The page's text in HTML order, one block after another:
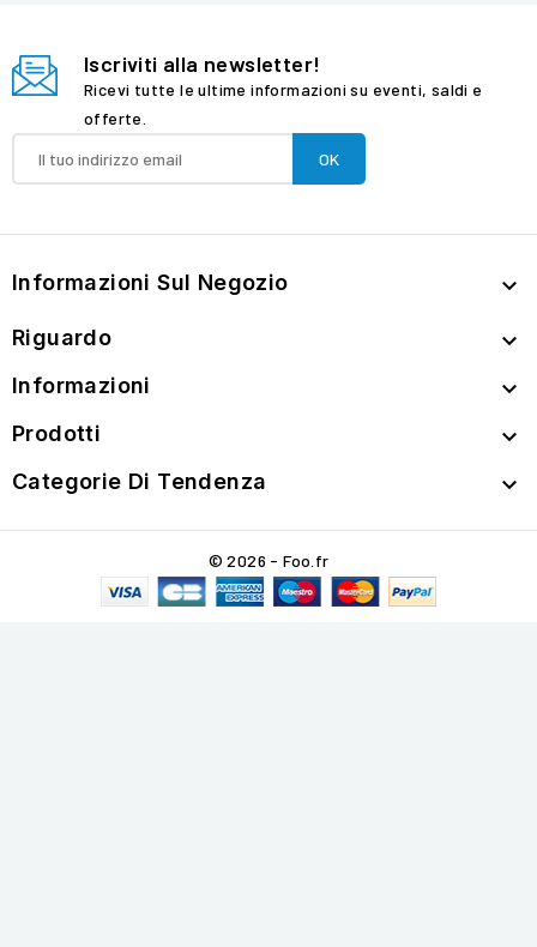
Iscriviti alla newsletter!
Ricevi tutte le ultime informazioni su eventi, saldi e
offerte.
Informazioni Sul Negozio 
Riguardo 
Informazioni 
Prodotti 
Categorie Di Tendenza 
© 2026 - Foo.fr